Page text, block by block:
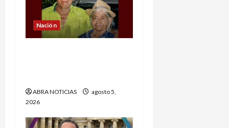
d
n
t
Nación
ABRA NOTICIAS
agosto 5,
2026